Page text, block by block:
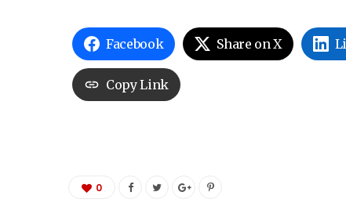
Facebook Share on X
Copy Link
0